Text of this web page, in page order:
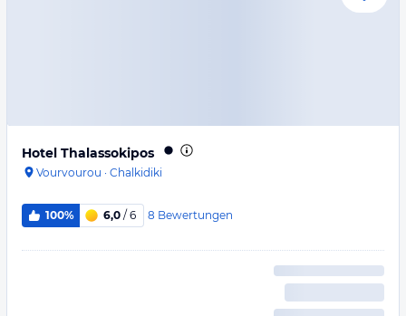
Hotel Thalassokipos
Vourvourou · Chalkidiki
100% 6,0 / 6 8 Bewertungen